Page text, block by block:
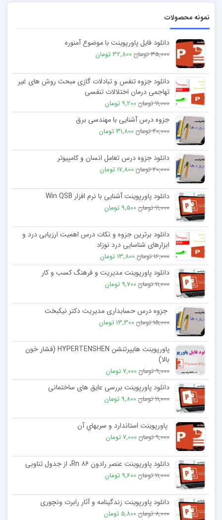
نمونه محصولات
دانلود فایل پاورپوینت با موضوع آمنوره
35,000 تومان 32,800 تومان
دانلود جزوه تنفس و تبادلات گازی مبحث روش های غیر
تهاجمی درمان اختلالات تنفسی
11,000 تومان 9,200 تومان
جزوه درس آشنایی با مهندسی برق
40,000 تومان 31,800 تومان
دانلود جزوه درس تعامل انسان و کامپیوتر
20,000 تومان 17,800 تومان
دانلود پاورپوینت آشنایی با نرم افزار Win QSB
11,000 تومان 9,500 تومان
دانلود برترین جزوه و نکات درس اهمیت ارزیابی درد و
ابزارهای شناسایی درد نوزاد
16,000 تومان 13,800 تومان
دانلود پاورپوینت مدیریت و فرهنگ کسب و کار
11,000 تومان 9,700 تومان
جزوه درس حسابداری مدیریت دکتر نیکبخت
15,000 تومان 13,300 تومان
پاورپوینت هایپرتنشن HYPERTENSHEN (فشار خون
بالا)
9,000 تومان 7,000 تومان
دانلود پاورپوینت بررسی عایق های ساختمانی
11,000 تومان 9,800 تومان
پاورپوینت استاندارد و سريهاي آن
9,000 تومان 7,000 تومان
دانلود پاورپوینت عنصر رادون Rn ۸۶، از جدول تناوبی
11,000 تومان 9,600 تومان
دانلود پاورپوینت زندگینامه و آثار رابرت ونچوری
8,000 تومان 5,800 تومان